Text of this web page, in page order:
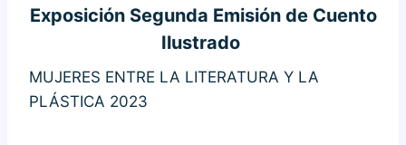
Exposición Segunda Emisión de Cuento
Ilustrado
MUJERES ENTRE LA LITERATURA Y LA
PLÁSTICA 2023